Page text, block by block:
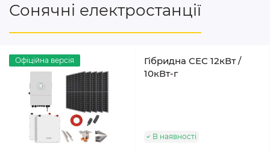
Сонячні електростанції
Офіційна версія
Гібридна СЕС 12кВт /
10кВт-г
В наявності